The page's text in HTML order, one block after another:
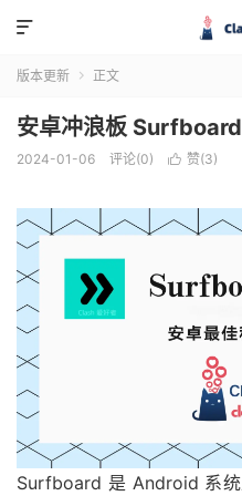

版本更新  正文
安卓冲浪板
2024-01-06 评论(0)  赞(3)
Surfboard 是 Android 系